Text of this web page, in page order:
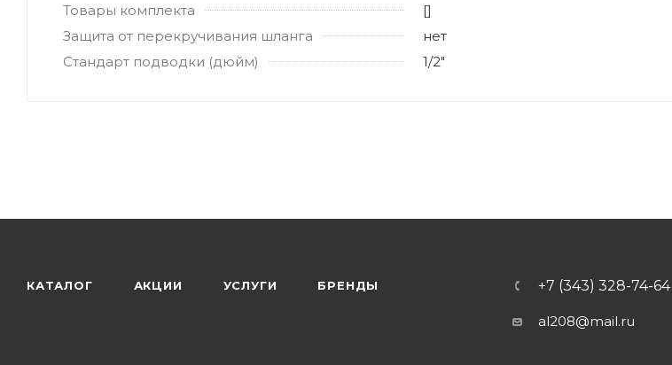
Товары комплекта
[]
Защита от перекручивания шланга
нет
Стандарт подводки (дюйм)
1/2"
КАТАЛОГ АКЦИИ УСЛУГИ БРЕНДЫ +7 (343) 328-74-64
al208@mail.ru